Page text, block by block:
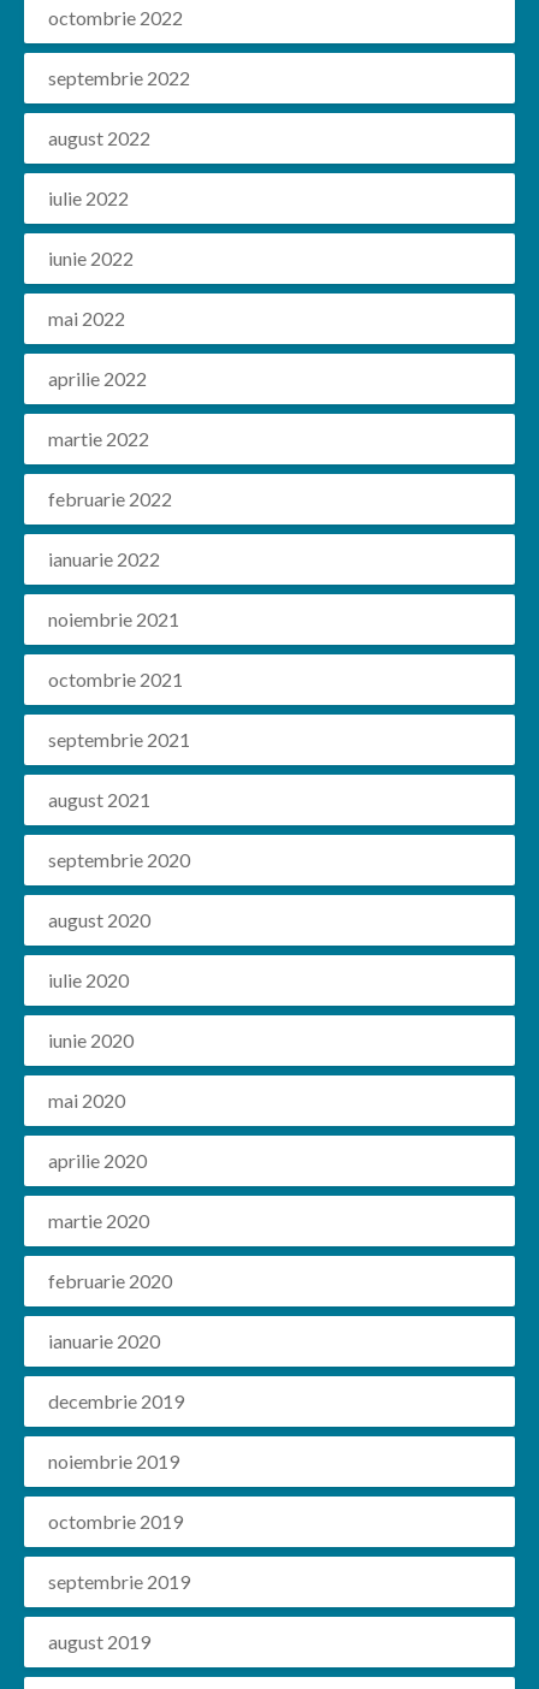
octombrie 2022
septembrie 2022
august 2022
iulie 2022
iunie 2022
mai 2022
aprilie 2022
martie 2022
februarie 2022
ianuarie 2022
noiembrie 2021
octombrie 2021
septembrie 2021
august 2021
septembrie 2020
august 2020
iulie 2020
iunie 2020
mai 2020
aprilie 2020
martie 2020
februarie 2020
ianuarie 2020
decembrie 2019
noiembrie 2019
octombrie 2019
septembrie 2019
august 2019